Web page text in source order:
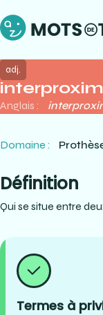
adj.
Anglais :
Domaine :
Définition
Qui se situe entre
Termes à